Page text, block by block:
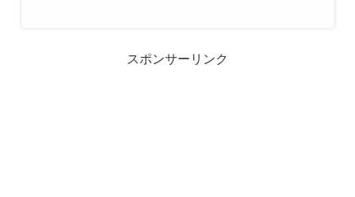
スポンサーリンク